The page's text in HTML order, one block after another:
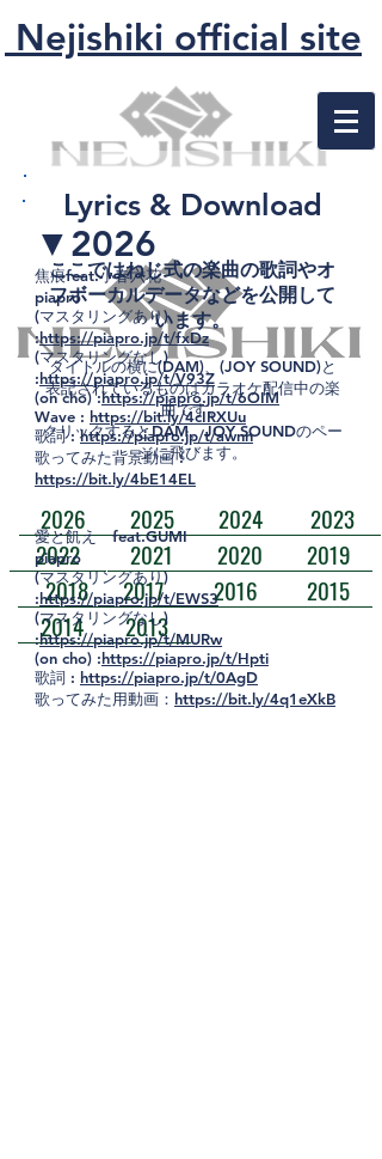
Nejishiki official site
Lyrics & Download
ここではねじ式の楽曲の歌詞やオ
フボーカルデータなどを公開して
います。
タイトルの横に(DAM)、(JOY SOUND)と
表記されているものはカラオケ配信中の楽
曲です。
クリックするとDAM、JOY SOUNDのペー
ジに飛びます。
2026 2025
2024
2022
2021
2020
2018
2017
2016
2014
2013
2023
2019
2015
▼2026
焦痕feat.小春六花
piapro
(マスタリングあり)
:https://piapro.jp/t/fxDz
(マスタリングなし)
:https://piapro.jp/t/V93Z
(on cho) :https://piapro.jp/t/6OIM
Wave : https://bit.ly/4cIRXUu
歌詞 :https://piapro.jp/t/awnn
歌ってみた背景動画 :
https://bit.ly/4bE14EL
愛と飢え feat.GUMI
piapro
(マスタリングあり)
:https://piapro.jp/t/EWS3
(マスタリングなし)
:https://piapro.jp/t/MURw
(on cho) :https://piapro.jp/t/Hpti
歌詞 : https://piapro.jp/t/0AgD
歌ってみた用動画： https://bit.ly/4q1eXkB